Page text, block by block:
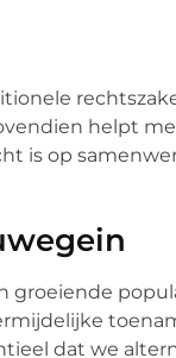
helpt
is op
groeiende
dat we